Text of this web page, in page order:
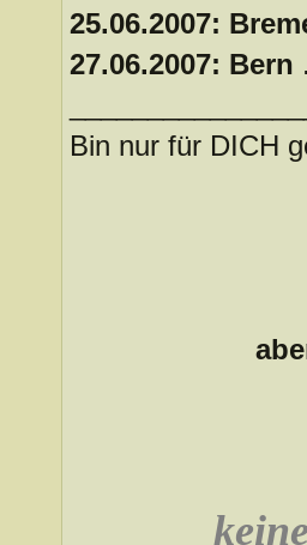
25.06.2007:
27.06.2007: Bern
Bin nur für DICH